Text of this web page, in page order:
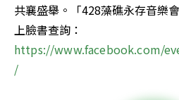
共襄盛舉。「428藻礁永存音樂
上臉書查詢：
https://www.facebook.com/
/